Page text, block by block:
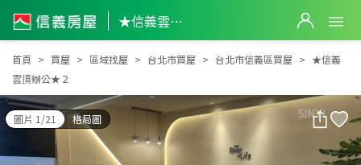
★信義雲頂辦公★２
★信義雲頂辦公★２
首頁 買屋 區域找屋 台北市買屋 台北市信義區買屋
★信義
雲頂辦公★２
圖片 1/21 格局圖